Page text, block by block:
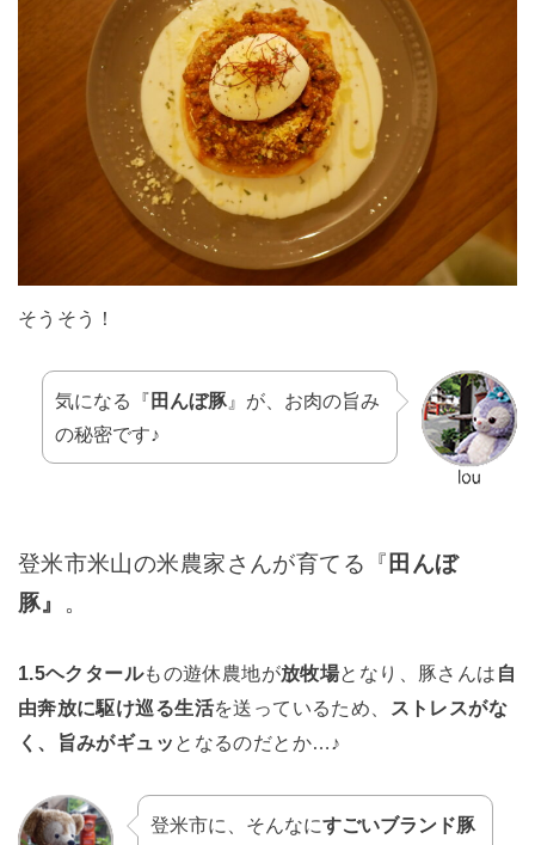
そうそう！
気になる『 田んぼ豚』が、お肉の旨み
の秘密です♪
登米市米山の米農家さんが育てる『 田んぼ
豚』
。
1.5ヘクタールもの遊休農地が放牧場となり、豚さんは 自
由奔放に駆け巡る生活を送っているため、
ストレスがな
く、旨みがギュッ となるのだとか…♪
登米市に、そんなにすごいブランド豚